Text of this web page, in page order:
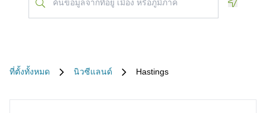
ที่ตั้งทั้งหมด นิวซีแลนด์ Hastings